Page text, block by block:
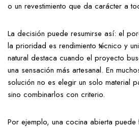
o un revestimiento que da carácter a
La decisión puede resumirse así: el
la prioridad es rendimiento técnico y
natural destaca cuando el proyecto
una sensación más artesanal. En
solución no es elegir un solo material
sino combinarlos con criterio.
Por ejemplo, una cocina abierta puede